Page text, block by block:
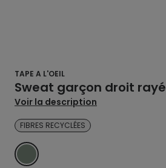
TAPE A L'OEIL
Sweat garçon droit rayé
Voir la description
FIBRES RECYCLÉES
VERT